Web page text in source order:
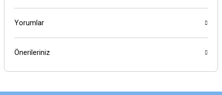
Yorumlar
Önerileriniz